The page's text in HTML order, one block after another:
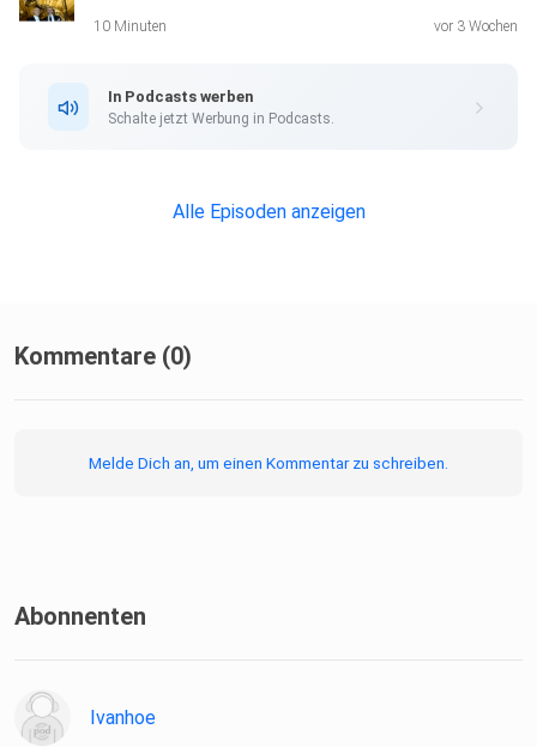
10 Minuten vor 3 Wochen
In Podcasts werben
Schalte jetzt Werbung in Podcasts.
Alle Episoden anzeigen
Kommentare (0)
Melde Dich an, um einen Kommentar zu schreiben.
Abonnenten
Ivanhoe